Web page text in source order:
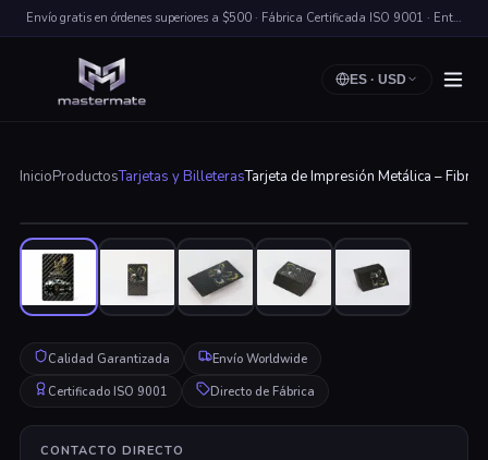
Envío gratis en órdenes superiores a $500 · Fábrica Certificada ISO 9001 · Entrega Rápida a Nivel Mundial
ES· USD
InicioProductosTarjetas y BilleterasTarjeta de Impresión Metálica – Fibra
Calidad Garantizada
Envío Worldwide
Certificado ISO 9001
Directo de Fábrica
CONTACTO DIRECTO